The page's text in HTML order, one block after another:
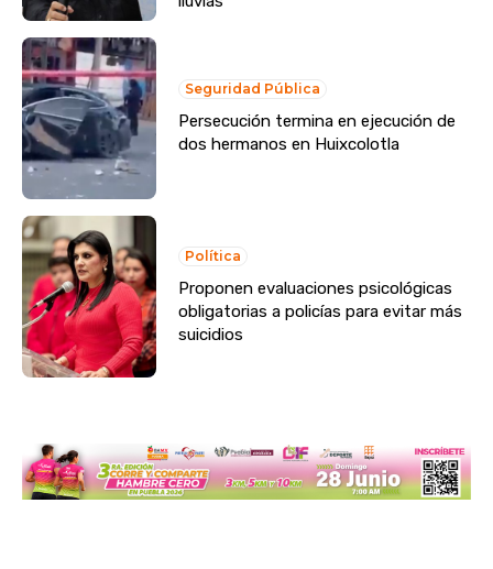
Seguridad Pública
Persecución termina en ejecución de
dos hermanos en Huixcolotla
Política
Proponen evaluaciones psicológicas
obligatorias a policías para evitar más
suicidios